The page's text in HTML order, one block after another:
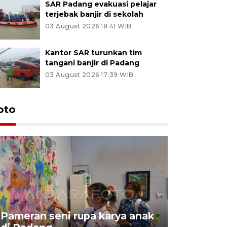
SAR Padang evakuasi pelajar
terjebak banjir di sekolah
03 August 2026 18:41 WIB
Kantor SAR turunkan tim
tangani banjir di Padang
03 August 2026 17:39 WIB
Pameran seni rupa karya anak